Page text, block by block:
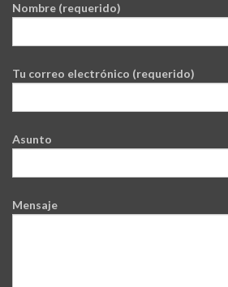
Nombre (requerido)
Tu correo electrónico (requerido)
Asunto
Mensaje